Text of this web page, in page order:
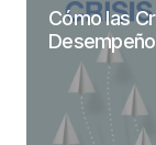
Cómo las